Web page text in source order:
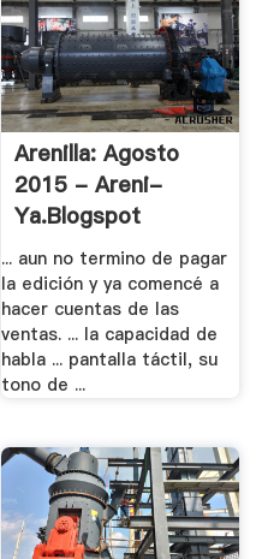
Arenilla: Agosto
2015 - Areni-
Ya.blogspot
... aun no termino de pagar
la edición y ya comencé a
hacer cuentas de las
ventas. ... la capacidad de
habla ... pantalla táctil, su
tono de ...